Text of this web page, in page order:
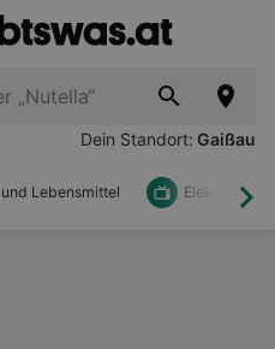
Dein Standort: Gaißau
Lebensmittel Elektronik